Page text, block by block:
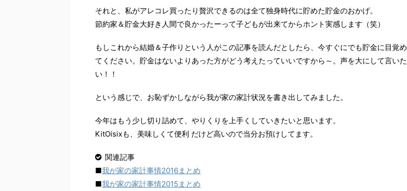
それと、私がアレコレ買ったり贅沢できるのは全て独身時代に貯めた貯金のおかげ。
節約家＆貯金大好き人間で良かったーって子どもが出来てからホント実感します（笑）
もしこれから結婚＆子作りという人がこの記事を読んだとしたら、今すぐにでも貯金に目覚め
てください。貯金はないよりあった方がどう考えたっていいですから～。声を大にして言いた
い！！
という感じで、お恥ずかしながら我が家の家計状況を書き出してみました。
今年はもう少し切り詰めて、やりくりを上手くしていきたいと思います。
KitOisixも、美味しくて便利 だけど高いので当分お預けしてます。
関連記事
■我が家の家計事情2016まとめ
■我が家の家計事情2015まとめ